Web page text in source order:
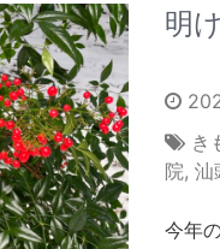
明
き
院, 汕
今年